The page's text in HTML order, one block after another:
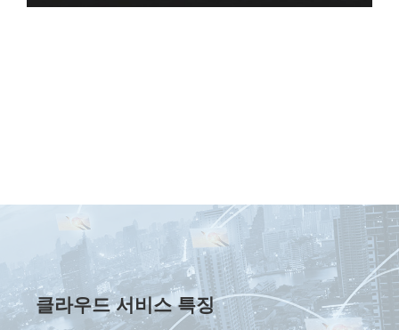
클라우드 서비스 특징